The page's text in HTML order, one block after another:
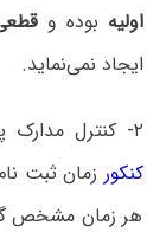
اولیه بوده و
ایجاد نمی‌نماید.
۲- کنترل مدارک پذیرفته‌شدگان اولیه
کنکور زمان ثبت
هر زمان مشخص